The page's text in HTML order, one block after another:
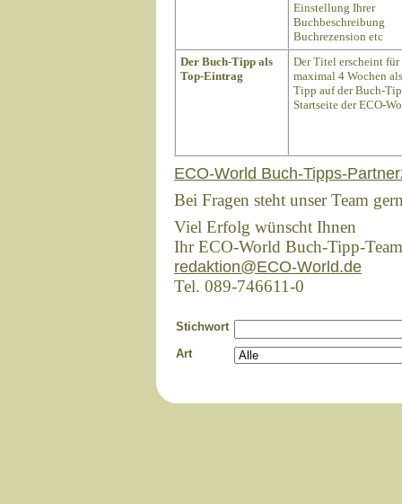
Einstellung Ihrer
Buchbeschreibung
Buchrezension etc
Der Buch-Tipp als
Top-Eintrag
Der Titel erscheint für
maximal 4 Wochen
Tipp auf der Buch-
Startseite der ECO-
ECO-World Buch-Tipps-
Bei Fragen steht unser Team
Viel Erfolg wünscht Ihnen
Ihr ECO-World Buch-Tipp-Team
redaktion@ECO-World.de
Tel. 089-746611-0
Stichwort
Art